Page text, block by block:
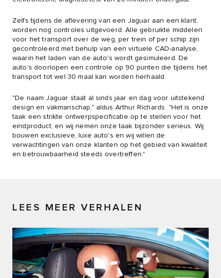
Zelfs tijdens de aflevering van een Jaguar aan een klant,
worden nog controles uitgevoerd. Alle gebruikte middelen
voor het transport over de weg, per trein of per schip zijn
gecontroleerd met behulp van een virtuele CAD-analyse,
waarin het laden van de auto's wordt gesimuleerd. De
auto's doorlopen een controle op 90 punten die tijdens het
transport tot wel 30 maal kan worden herhaald.
"De naam Jaguar staat al sinds jaar en dag voor uitstekend
design en vakmanschap," aldus Arthur Richards. "Het is onze
taak een strikte ontwerpspecificatie op te stellen voor het
eindproduct, en wij nemen onze taak bijzonder serieus. Wij
bouwen exclusieve, luxe auto's en wij willen de
verwachtingen van onze klanten op het gebied van kwaliteit
en betrouwbaarheid steeds overtreffen."
LEES MEER VERHALEN